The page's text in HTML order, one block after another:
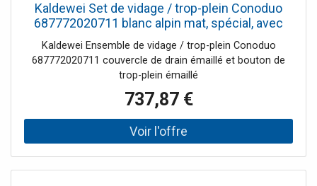
Kaldewei Set de vidage / trop-plein Conoduo
687772020711 blanc alpin mat, spécial, avec
fonction de remplissage intégrée, pour
baignoire
Kaldewei Ensemble de vidage / trop-plein Conoduo
687772020711 couvercle de drain émaillé et bouton de
trop-plein émaillé
737,87 €